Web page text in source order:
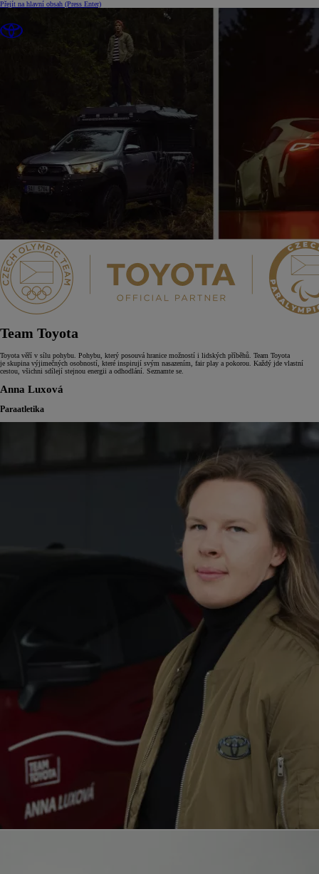
Přejít na hlavní obsah (Press Enter)
Team Toyota
Toyota věří v sílu pohybu. Pohybu, který posouvá hranice možností i lidských příběhů. Team Toyota
je skupina výjimečných osobností, které inspirují svým nasazením, fair play a pokorou. Každý jde vlastní
cestou, všichni sdílejí stejnou energii a odhodlání. Seznamte se.
Anna Luxová
Paraatletika